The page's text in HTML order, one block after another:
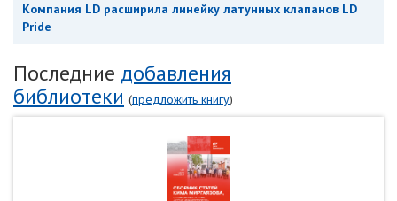
Компания LD расширила линейку латунных клапанов LD
Pride
Последние добавления
библиотеки (предложить книгу)